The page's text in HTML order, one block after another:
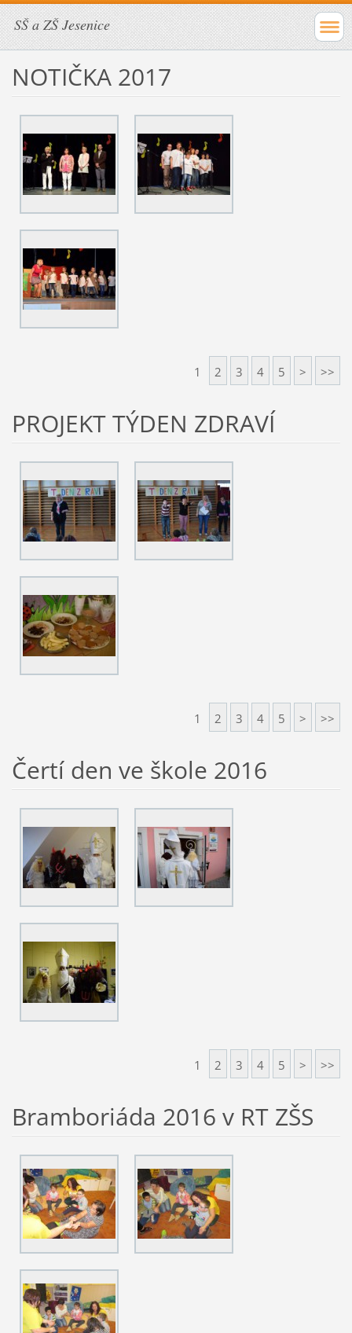
SŠ a ZŠ Jesenice
NOTIČKA 2017
1 2 3 4 5 > >>
PROJEKT TÝDEN ZDRAVÍ
1 2 3 4 5 > >>
Čertí den ve škole 2016
1 2 3 4 5 > >>
Bramboriáda 2016 v RT ZŠS